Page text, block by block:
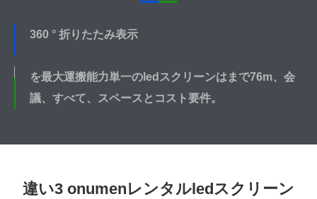
360 ° 折りたたみ表示
を最大運搬能力単一のledスクリーンはまで76m、会
議、すべて、スペースとコスト要件。
違い3 onumenレンタルledスクリーン